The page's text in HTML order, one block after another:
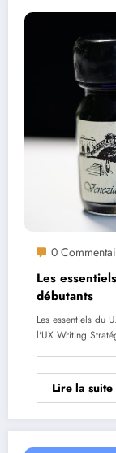
0
Les
débutants
Les essentiels du
l'UX Writing
Lire la suite